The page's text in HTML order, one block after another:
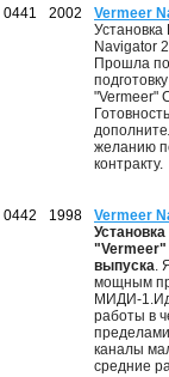
0441 2002
Vermeer
Navigator
Прошла
"Vermeer"
желанию
контракту.
0442 1998
Vermeer
"Vermeer"
выпуска.
мощным
МИДИ-
работы в
каналы
средние